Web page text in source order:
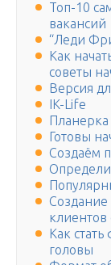
Топ-10
вакансий
“Леди
Как
советы
Версия
IK-Life
Планерка
Готовы
Создаём
Как
головы